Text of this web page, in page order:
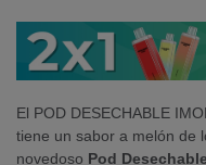
El POD DESECHABLE
tiene un sabor a melón de
novedoso Pod